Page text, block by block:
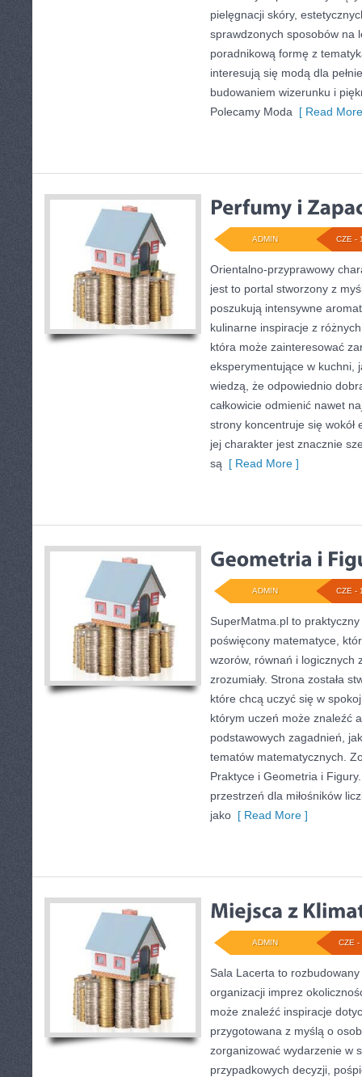
pielęgnacji skóry,
sprawdzonych sposobów na
poradnikową formę z
interesują się modą dla
budowaniem wizerunku i
Polecamy Moda [ Read
CZE -
ADMIN
Orientalno-przyprawowy
jest to portal stworzony z
poszukują intensywne
kulinarne inspiracje z
która może zainteresować
eksperymentujące w kuchni,
wiedzą, że odpowiednio
całkowicie odmienić nawet
strony koncentruje się wokół
jej charakter jest znacznie
są [ Read More ]
CZE -
ADMIN
SuperMatma.pl to
poświęcony matematyce,
wzorów, równań i logicznych
zrozumiały. Strona została
które chcą uczyć się w
którym uczeń może znaleźć
podstawowych zagadnień,
tematów matematycznych.
Praktyce i Geometria i
przestrzeń dla miłośników
jako [ Read More ]
CZE -
ADMIN
Sala Lacerta to
organizacji imprez
może znaleźć inspiracje
przygotowana z myślą o
zorganizować wydarzenie w
przypadkowych decyzji,